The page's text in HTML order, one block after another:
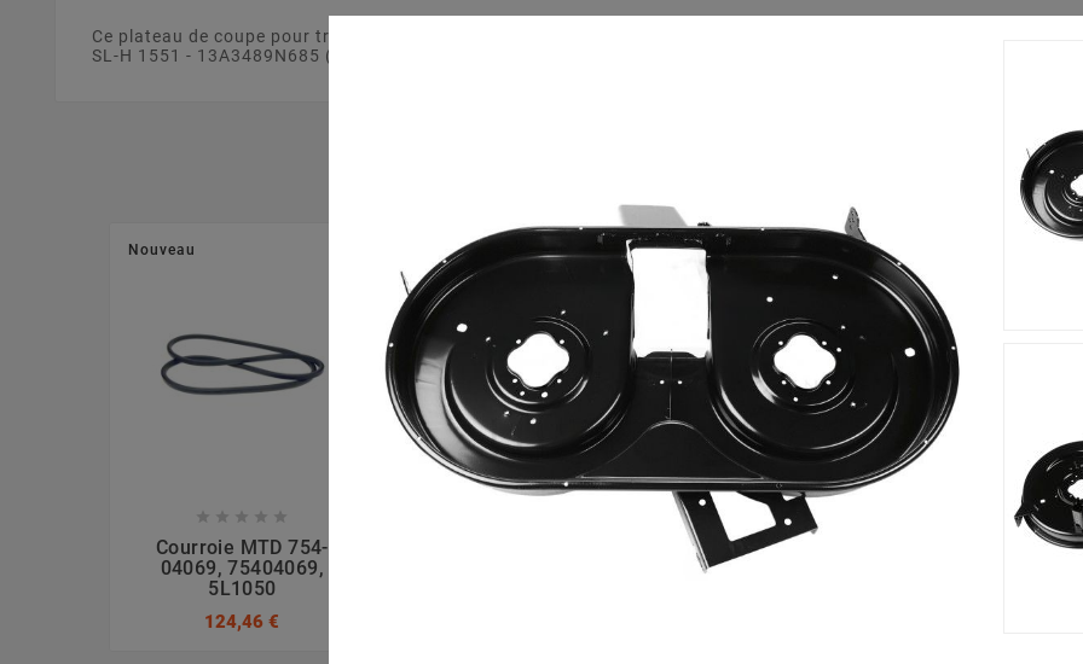
Ce plateau de coupe pour tracteur tondeuse de 105 cm s'adapte sur le tracteur tondeuse Sunline - SL-H 1551 -
SL-H 1551 - 13A3489N685 (2007). Ce plateau de coupe est fabriqué à partir d'un matériau solide et résistant.
Nouveau
    
Courroie MTD 754-
04069, 75404069,
5L1050
124,46 €
Nouveau Nouveau
  
Lame Tracteur Tondeuse
MTD 7420670, 742-

Lame
MTD